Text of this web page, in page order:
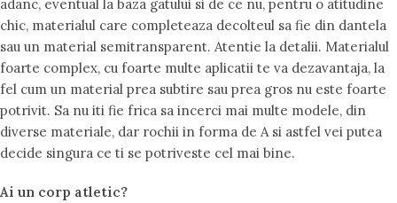
adanc, eventual la baza gatului si de ce nu, pentru o atitudine
chic, materialul care completeaza decolteul sa fie din dantela
sau un material semitransparent. Atentie la detalii. Materialul
foarte complex, cu foarte multe aplicatii te va dezavantaja, la
fel cum un material prea subtire sau prea gros nu este foarte
potrivit. Sa nu iti fie frica sa incerci mai multe modele, din
diverse materiale, dar rochii in forma de A si astfel vei putea
decide singura ce ti se potriveste cel mai bine.
Ai un corp atletic?